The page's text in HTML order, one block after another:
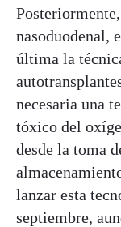
nasoduodenal,
última la
necesaria una
tóxico del
desde la toma
lanzar esta
septiembre,